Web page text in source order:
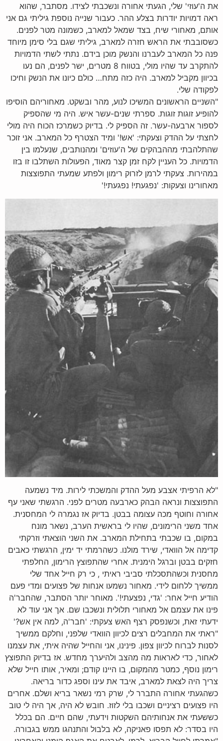
את ה'עוזי' שלי, הגעתי אחורה ונשכבתי לצידו. מסתבר, שהוא
ראה דמויות יודרות בצלע ההר. כעבור שנייה נוספת גיליתי גם אני
אותם, מאחורי שיח, בצד שמאל למארב, כשמונה מטר לפנים.
כשסובבתי את הראש חזרה למארב, גיליתי שגם בלי סימן מיוחד
פנה כל המארב לעברנו והנשק מוכן בידם. נתתי לשתי הדמויות
להתקרב עד שהיו מולי, בטווח 8 מטרים, ישר לפנים, הם נעו
בכיוון מקביל למארב. היה כזה מתח… כולם כיונו את הנשק וחיכו
לפקודה שלי.
"השניים הראשונים המשיכו לנוע, מהר ובשקט. מאחוריהם הוסיפו
להופיע זוגות זוגות. ספרתי שנים-עשר איש. היה מי שהספיק
לספור ארבעה-עשר. זה הספיק לי. בדיוק כשמרכז הכוח היה מולי
לחצתי על ההדק וצעקתי: 'אש!' ומיד הצטרף כל המארב. אני זוכר
שהתלהבתי מההבהקים של ה'עוזים' ומהנותבים, שנעלמו בין
הדמויות. כל העניין לקח זמן קצר מאוד, הפעולות השתלבו זו בזו
במהירות. צעקתי לרמן לזרוק רימון ולפתע שמעתי התפוצצות
מאחורינו וצעקות: 'נפגעתי! נפגעתי!'
"לא הרפיתי אצבע מעל ההדק והמשכתי לירות. מיד נשמעה
התפוצצות ונראה הבהק כארבעה מטרים לפני. הרגשתי שאני עף
אחורה וחוטף מכה עצומה בבטן. בדיוק אז נגמרה לי המחסנית.
אחד משני הרימונים, שהיו לי בראשית הערב, נשאר מונח
במקום, בו שכבתי בתחילת המארב. את השני הוצאתי וזרקתי
קדימה אל הוואדי, שירד מולנו. כשהרמתי יד ימין, הרגשתי כאבים
חזקים בבטן וברגל הימנית. אחרי שהתפוצץ הרימון, החלפתי
מחסנית וכשהתסכלתי סביבי ראיתי , כי רק חייל אחד שלי
ממשיך ללחום לידי. מאחור נשמעו אנחות של פצועים ומדי פעם
הודיע חייל אחר: 'גדי, נפצעתי!'. מאוחר יותר הסתבר, שהחבר'ה
פינו את עצמם אל מאחורי תלולית ונשכבו שם. אך אני עוד לא
ידעתי זאת, וכשנפסק רצף האש צעקתי: 'חבר'ה, למה אין אש?'
"ראתי את המחבלים רצים לכיוון הוואדי שלפני, וחלקם ממשיך
לסנות לברוח לכיוון צפון. פינינו, אני והחייל שהיה איתי, את עצמנו
לאחור, כדי לאראות מה מהצב ולהיערך מחדש. אז בדיוק התפוצץ
רימון נוסף, כמטר מהמקום, בו היינו קודם; ומאיר, אותו חייל שלא
צריך היה לצאת למארב, איבד את עינו וספג כדור בריאה.
כשהגעתי אחורה התברר לי, שרק רמי נשאר בריא ושלם. אחרים
היו פצועים רציניים ושכבו בלי לזוז. חובש לא היה, אך היה לי טוב
כששעתי את אנחותיהם השקטות וידעתי, שהם חיים. הם בכלל
היו בסדר: לא תפסו פאניקה, לא בלבול והתנהגו ממש בגבורה.